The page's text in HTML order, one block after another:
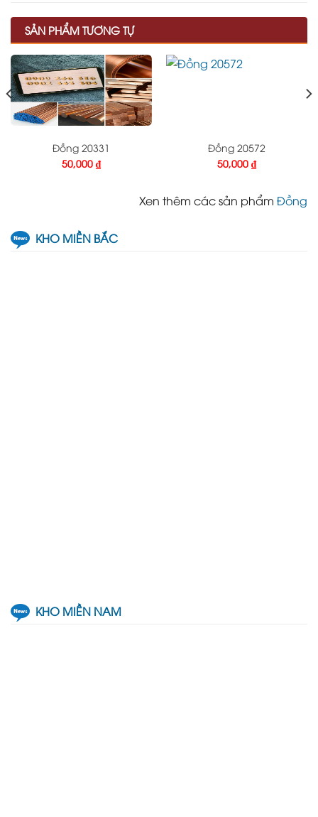
SẢN PHẨM TƯƠNG TỰ
Đồng 20331
50,000 ₫
Đồng 20572
50,000 ₫
Xen thêm các sản phẩm Đồng
KHO MIỀN BẮC
KHO MIỀN NAM